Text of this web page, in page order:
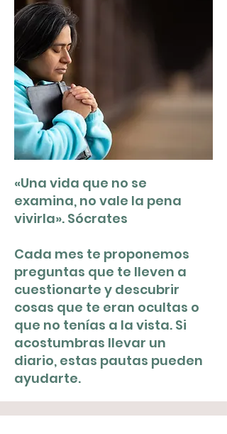
«Una vida que no se
examina, no vale la pena
vivirla». Sócrates
Cada mes te proponemos
preguntas que te lleven a
cuestionarte y descubrir
cosas que te eran ocultas o
que no tenías a la vista. Si
acostumbras llevar un
diario, estas pautas pueden
ayudarte.